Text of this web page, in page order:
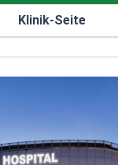
(berühmte
Iniesta
Klinik-Seite